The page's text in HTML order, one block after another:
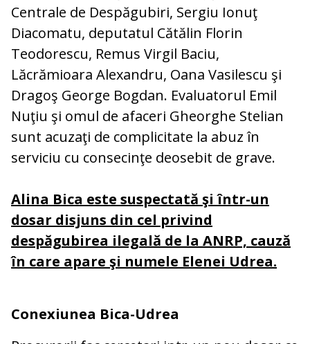
Centrale de Despăgubiri, Sergiu Ionuţ
Diacomatu, deputatul Cătălin Florin
Teodorescu, Remus Virgil Baciu,
Lăcrămioara Alexandru, Oana Vasilescu şi
Dragoş George Bogdan. Evaluatorul Emil
Nuţiu şi omul de afaceri Gheorghe Stelian
sunt acuzaţi de complicitate la abuz în
serviciu cu consecinţe deosebit de grave.
Alina Bica este suspectată şi într-un
dosar disjuns din cel privind
despăgubirea ilegală de la ANRP, cauză
în care apare şi numele Elenei Udrea.
Conexiunea Bica-Udrea